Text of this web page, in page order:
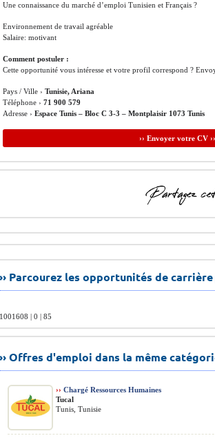
Une connaissance du marché d’emploi Tunisien et Français ?
Environnement de travail agréable
Salaire: motivant
Comment postuler :
Cette opportunité vous intéresse et votre profil correspond ?
Pays / Ville › Tunisie, Ariana
Téléphone › 71 900 579
Adresse › Espace Tunis – Bloc C 3-3 – Montplaisir 1073 Tunis
›› Envoyer votre CV ››
›› Parcourez les opportunités de
1001608 | 0 | 85
›› Offres d'emploi dans la même
›› Chargé Ressources Humaines
Tucal
Tunis, Tunisie